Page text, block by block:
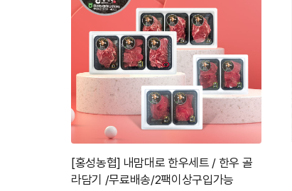
[홍성농협] 내맘대로 한우세트 / 한우 골
라담기 /무료배송/2팩이상구입가능